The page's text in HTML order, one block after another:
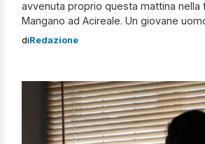
avvenuta proprio questa mattina nella
Mangano ad Acireale. Un giovane
deceduto mentre era alla guida della
malore perdendo il controllo della
diRedazione